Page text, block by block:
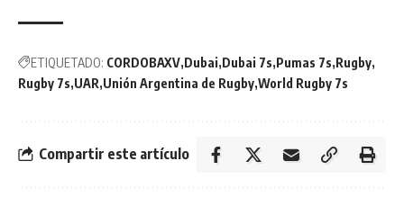
ETIQUETADO: CORDOBAXV Dubai Dubai 7s Pumas 7s Rugby
Rugby 7s UAR Unión Argentina de Rugby World Rugby 7s
Compartir este artículo